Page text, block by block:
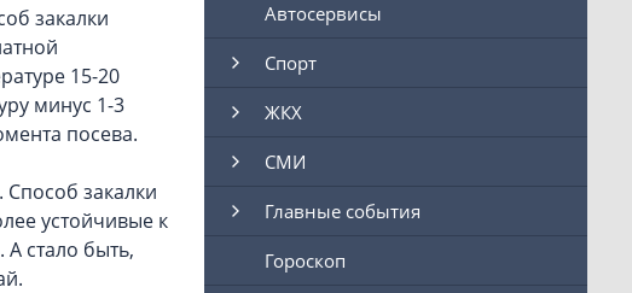
закалки
15-20
минус 1-3
посева.
закалки
устойчивые к
стало быть,
Автосервисы
Спорт
ЖКХ
СМИ
Главные события
Гороскоп